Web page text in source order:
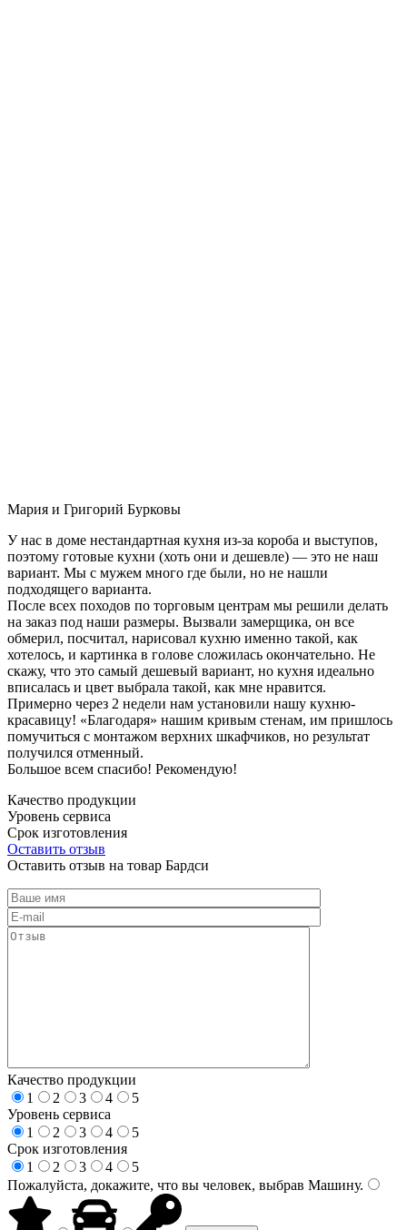
Мария и Григорий Бурковы
У нас в доме нестандартная кухня из-за короба и выступов,
поэтому готовые кухни (хоть они и дешевле) — это не наш
вариант. Мы с мужем много где были, но не нашли
подходящего варианта.
После всех походов по торговым центрам мы решили делать
на заказ под наши размеры. Вызвали замерщика, он все
обмерил, посчитал, нарисовал кухню именно такой, как
хотелось, и картинка в голове сложилась окончательно. Не
скажу, что это самый дешевый вариант, но кухня идеально
вписалась и цвет выбрала такой, как мне нравится.
Примерно через 2 недели нам установили нашу кухню-
красавицу! «Благодаря» нашим кривым стенам, им пришлось
помучиться с монтажом верхних шкафчиков, но результат
получился отменный.
Большое всем спасибо! Рекомендую!
Качество продукции
Уровень сервиса
Срок изготовления
Оставить отзыв
Оставить отзыв на товар Бардси
Качество продукции
1
2 3 4
5
Уровень сервиса
1
2 3 4
5
Срок изготовления
1
2 3 4
5
Пожалуйста, докажите, что вы человек, выбрав Машину.